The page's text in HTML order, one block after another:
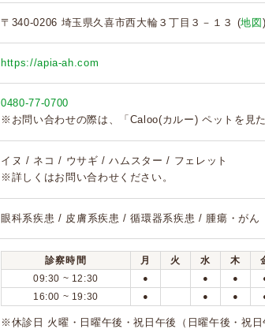
〒340-0206 埼玉県久喜市西大輪３丁目３－１３ (地図 )
https://apia-ah.com
0480-77-0700
※お問い合わせの際は、「Caloo(カルー) ペットを見た
イヌ / ネコ / ウサギ / ハムスター / フェレット
※詳しくはお問い合わせください。
眼科系疾患 / 皮膚系疾患 / 循環器系疾患 / 腫瘍・がん
診察時間 月 火 水 木
09:30 ~ 12:30
● ● ●
16:00 ~ 19:30 ● ● ●
※休診日 火曜・日曜午後・祝日午後（日曜午後・祝日